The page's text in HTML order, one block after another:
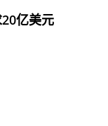
亿美元